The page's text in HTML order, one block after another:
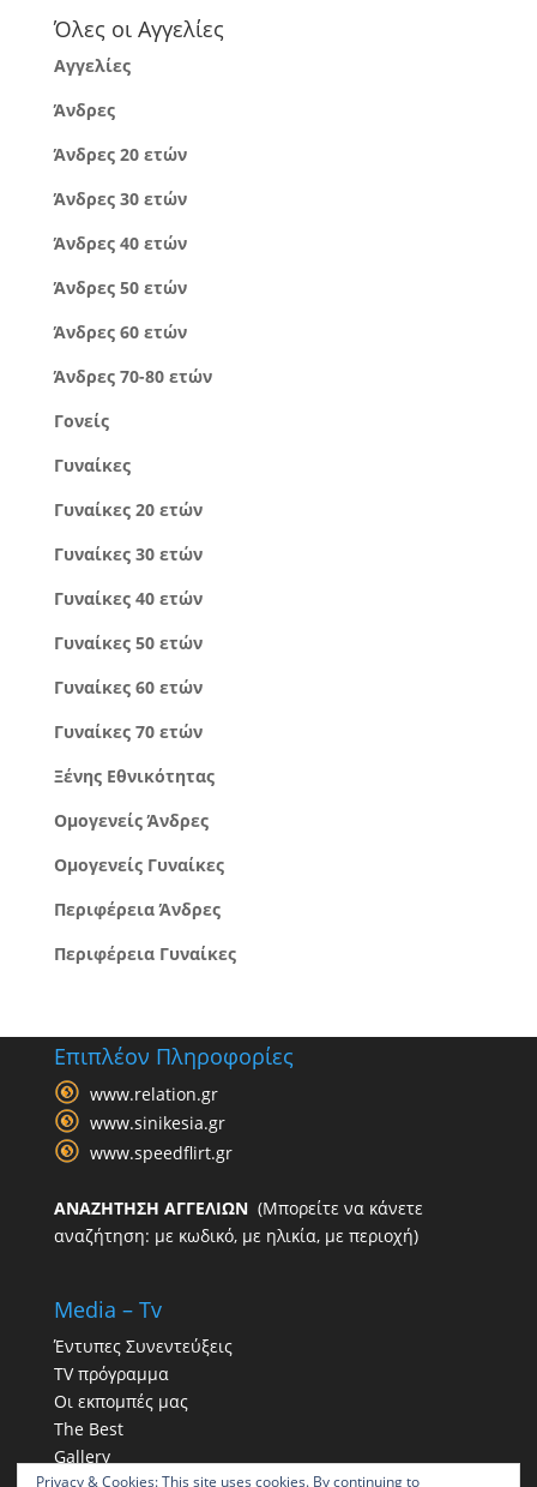
Όλες οι Αγγελίες
Αγγελίες
Άνδρες
Άνδρες 20 ετών
Άνδρες 30 ετών
Άνδρες 40 ετών
Άνδρες 50 ετών
Άνδρες 60 ετών
Άνδρες 70-80 ετών
Γονείς
Γυναίκες
Γυναίκες 20 ετών
Γυναίκες 30 ετών
Γυναίκες 40 ετών
Γυναίκες 50 ετών
Γυναίκες 60 ετών
Γυναίκες 70 ετών
Ξένης Εθνικότητας
Ομογενείς Άνδρες
Ομογενείς Γυναίκες
Περιφέρεια Άνδρες
Περιφέρεια Γυναίκες
Επιπλέον Πληροφορίες
www.relation.gr
www.sinikesia.gr
www.speedflirt.gr
ΑΝΑΖΗΤΗΣΗ ΑΓΓΕΛΙΩΝ(Μπορείτε να κάνετε
αναζήτηση: με κωδικό, με ηλικία, με περιοχή)
Media – Tv
Έντυπες Συνεντεύξεις
TV πρόγραμμα
Οι εκπομπές μας
The Best
Gallery
Privacy & Cookies: This site uses cookies. By continuing to